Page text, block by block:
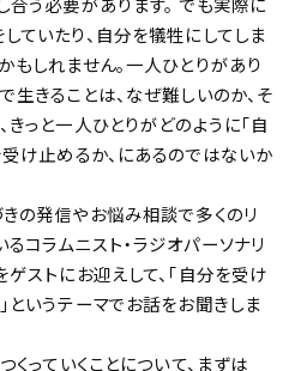
ていたり、自分を犠牲にしてしま
もしれません。一人ひとりがあり
生きることは、なぜ難しいのか、そ
きっと一人ひとりがどのように「自
受け止めるか、にあるのではないか
の発信やお悩み相談で多くのリ
コラムニスト・ラジオパーソナリ
ゲストにお迎えして、「自分を受け
というテーマでお話をお聞きしま
くっていくことについて、まずは